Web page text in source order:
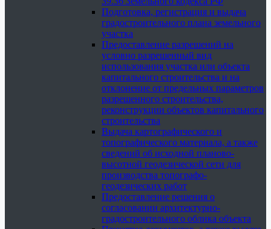
Подготовка, регистрация и выдача
градостроительного плана земельного
участка
Предоставление разрешений на
условно разрешенный вид
использования участка или объекта
капитального строительства и на
отклонение от предельных параметров
разрешенного строительства,
реконструкции объектов капитального
строительства
Выдача картографического и
топографического материала, а также
сведений об исходной планово-
высотной геодезической сети для
производства топографо-
геодезических работ
Предоставление решения о
согласовании архитектурно-
градостроительного облика объекта